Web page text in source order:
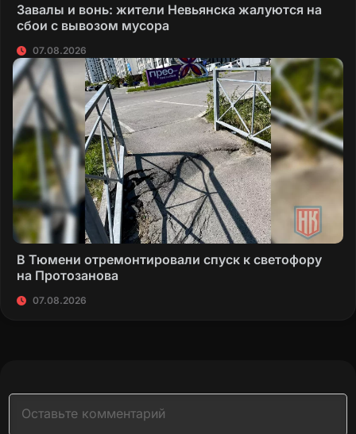
Завалы и вонь: жители Невьянска жалуются на
сбои с вывозом мусора
07.08.2026
В Тюмени отремонтировали спуск к светофору
на Протозанова
07.08.2026